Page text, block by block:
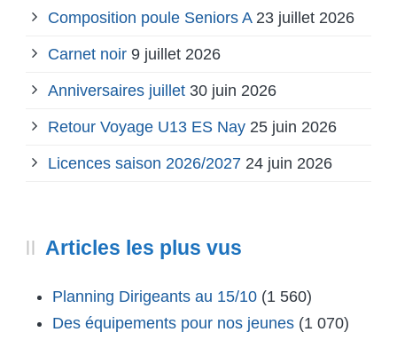
Composition poule Seniors A 23 juillet 2026
Carnet noir 9 juillet 2026
Anniversaires juillet 30 juin 2026
Retour Voyage U13 ES Nay 25 juin 2026
Licences saison 2026/2027 24 juin 2026
Articles les plus vus
Planning Dirigeants au 15/10 (1 560)
Des équipements pour nos jeunes (1 070)